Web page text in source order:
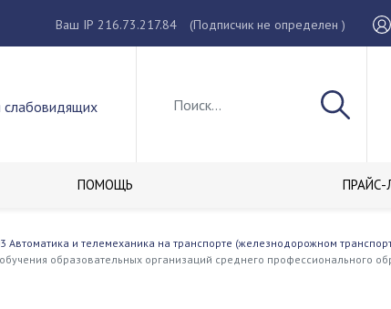
Ваш IP 216.73.217.84 (Подписчик не определен )
слабовидящих
ПОМОЩЬ
Автоматика и телемеханика на транспорте (железнодорожном
образовательных организаций среднего профессионального